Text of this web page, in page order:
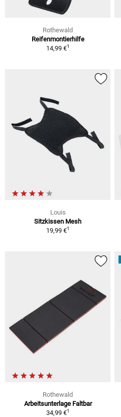
Rothewald
Reifenmontierhilfe
14,99 €1
Louis
Sitzkissen Mesh
19,99 €1
Rothewald
Arbeitsunterlage Faltbar
34,99 €1